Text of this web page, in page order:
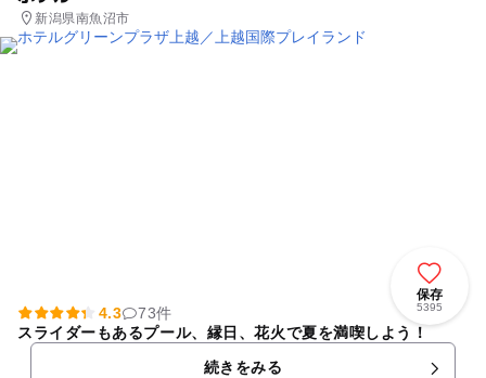
新潟県南魚沼市
保存
5395
4.3
73件
スライダーもあるプール、縁日、花火で夏を満喫しよう！
続きをみる